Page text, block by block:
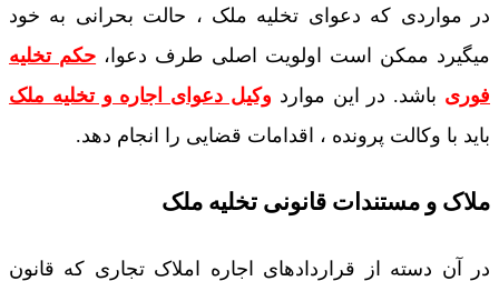
در مواردی که دعوای تخلیه ملک ، حالت بحرانی به خود
میگیرد ممکن است اولویت اصلی طرف دعوا، حکم تخلیه
فوری باشد. در این موارد وکیل دعوای اجاره و تخلیه ملک
باید با وکالت پرونده ، اقدامات قضایی را انجام دهد.
ملاک و مستندات قانونی تخلیه ملک
در آن دسته از قراردادهای اجاره املاک تجاری که قانون